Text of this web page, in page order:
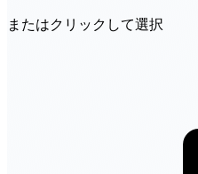
またはクリックして選択